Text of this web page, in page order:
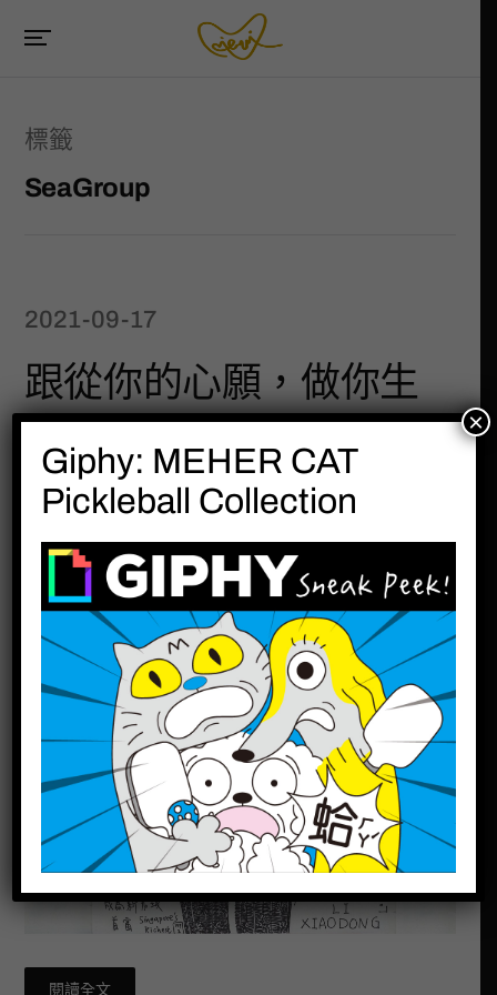
標籤
SeaGroup
2021-09-17
跟從你的心願，做你生
命中熱愛的事!
閱讀全文
Giphy: MEHER CAT
Pickleball Collection
×